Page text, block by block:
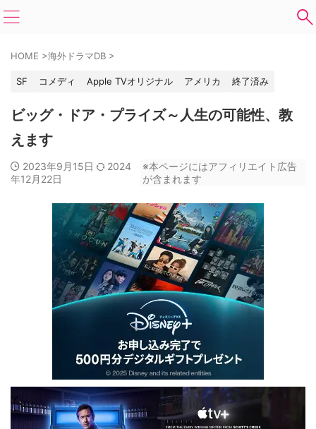
HOME >海外ドラマDB >
SF コメディ Apple TVオリジナル アメリカ 終了済み
ビッグ・ドア・プライズ～人生の可能性、教
えます
2023年9月15日
2024
年12月22日
※本ページにはアフィリエイト広告
が含まれます